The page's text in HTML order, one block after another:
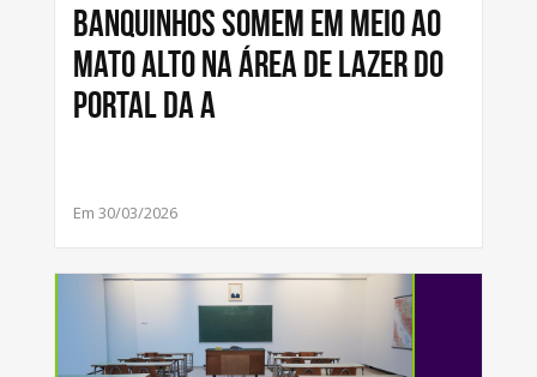
Banquinhos somem em meio ao
mato alto na área de lazer do
Portal da A
Em 30/03/2026